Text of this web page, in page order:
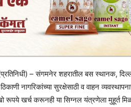
– संगमनेर शहरातील बस स्थानक,
नागरिकांच्या सुरक्षेसाठी व वाहन
रूपये खर्च करूनही या सिग्नल यंत्रणेला मुहूर्त